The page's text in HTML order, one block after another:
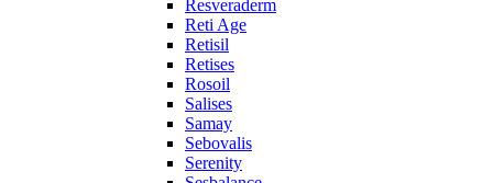
Resveraderm
Reti Age
Retisil
Retises
Rosoil
Salises
Samay
Sebovalis
Serenity